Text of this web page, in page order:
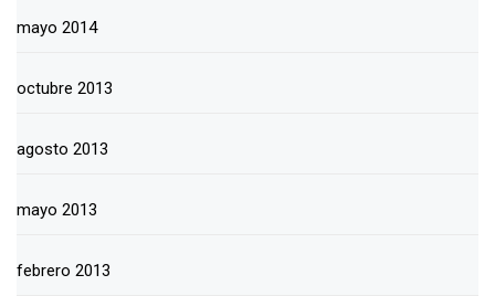
mayo 2014
octubre 2013
agosto 2013
mayo 2013
febrero 2013